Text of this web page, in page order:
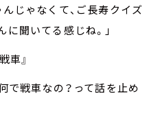
じゃなくて、ご長寿クイズ
聞いてる感じね。」
車』
で戦車なの？って話を止め